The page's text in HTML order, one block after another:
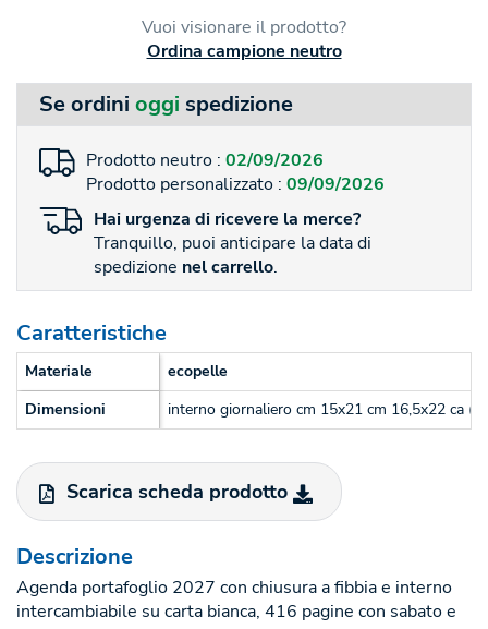
Vuoi visionare il prodotto?
Ordina campione neutro
Se ordini oggi spedizione
Prodotto neutro : 02/09/2026
Prodotto personalizzato : 09/09/2026
Hai urgenza di ricevere la merce?
Tranquillo, puoi anticipare la data di
spedizione nel carrello.
Caratteristiche
Materiale
ecopelle
Dimensioni
interno giornaliero cm 15x21 cm 16,5x22 ca
Scarica scheda prodotto
Descrizione
Agenda portafoglio 2027 con chiusura a fibbia e interno
intercambiabile su carta bianca, 416 pagine con sabato e